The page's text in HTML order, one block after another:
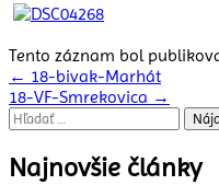
Tento záznam bol
Navigácia
v
← 18-bivak-Marhát
18-VF-Smrekovica →
Hľadať:
Najnovšie články